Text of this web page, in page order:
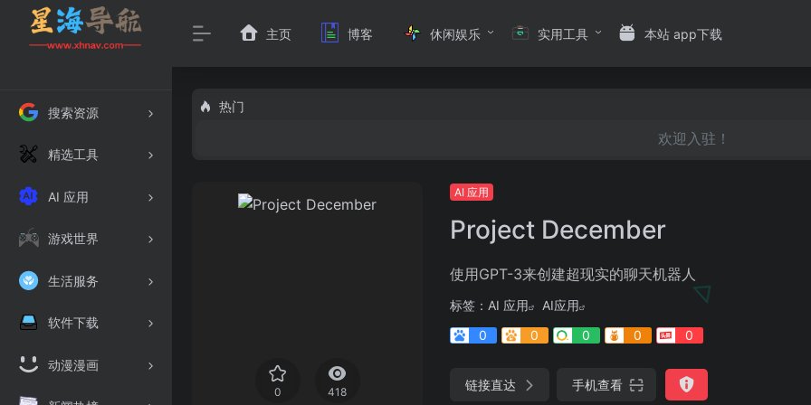
搜索资源
精选工具
AI 应用
游戏世界
生活服务
软件下载
动漫漫画
主页 博客 休闲娱乐 实用工具 本站 app下载
热门
欢迎入驻！
0 418
AI 应用
Project December
使用GPT-3来创建超现实的聊天机器人
标签： AI 应用
AI应用
0
0 0 0 0
链接直达 手机查看